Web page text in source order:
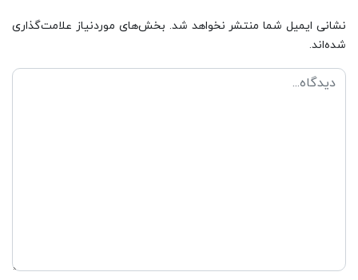
نشانی ایمیل شما منتشر نخواهد شد. بخش‌های موردنیاز علامت‌گذاری
شده‌اند.